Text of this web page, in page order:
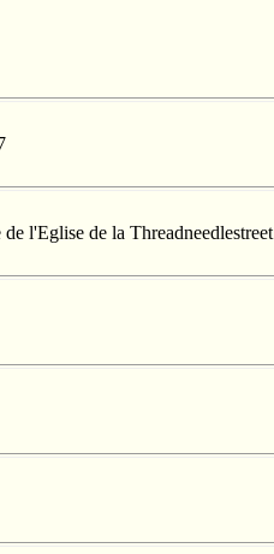
l'Eglise de la Threadneedlestreet